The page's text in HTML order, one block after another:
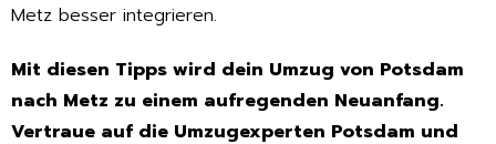
Metz besser integrieren.
Mit diesen Tipps wird dein Umzug von Potsdam
nach Metz zu einem aufregenden Neuanfang.
Vertraue auf die Umzugexperten Potsdam und